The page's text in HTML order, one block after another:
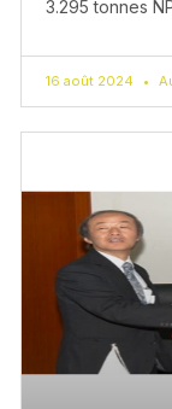
3.295 tonnes
16 août 2024